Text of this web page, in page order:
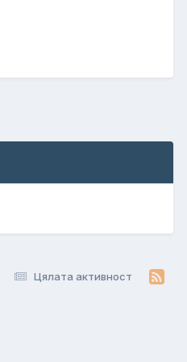
Цялата активност